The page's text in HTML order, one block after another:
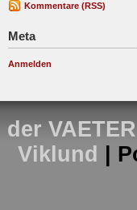
Kommentare (RSS)
Meta
Anmelden
der
Viklund
|